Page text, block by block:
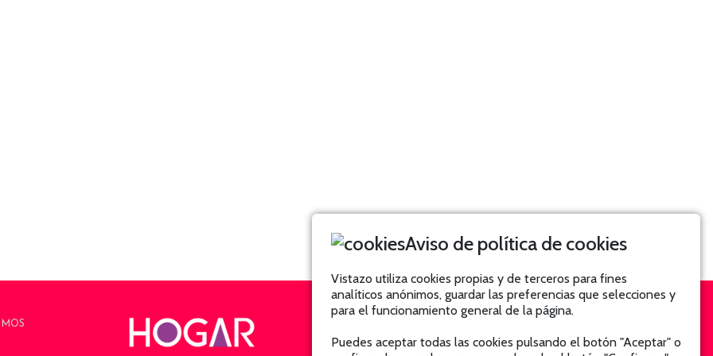
Aviso de política de cookies
Vistazo utiliza cookies propias y de terceros para fines
analíticos anónimos, guardar las preferencias que selecciones y
para el funcionamiento general de la página.
Puedes aceptar todas las cookies pulsando el botón "Aceptar" o